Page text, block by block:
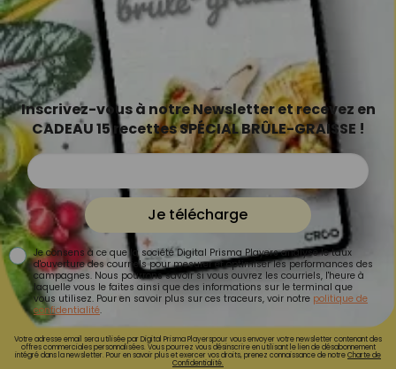
Inscrivez-vous à notre Newsletter et recevez en
CADEAU 15 recettes SPÉCIAL BRÛLE-GRAISSE !
Je télécharge
Je consens à ce que la société Digital Prisma Players analyse le taux
d'ouverture des courriels pour mesurer et optimiser les performances des
campagnes. Nous pourrons savoir si vous ouvrez les courriels, l'heure à
laquelle vous le faites ainsi que des informations sur le terminal que
vous utilisez. Pour en savoir plus sur ces traceurs, voir notre politique de
confidentialité.
Votre adresse email sera utilisée par Digital Prisma Playerspour vous envoyer votre newsletter contenant des
offres commerciales personnalisées. Vous pourrez vous désinscrire en utilisant le lien de désabonnement
intégré dans la newsletter. Pour en savoir plus et exercer vos droits, prenez connaissance de notreCharte de
Confidentialité.